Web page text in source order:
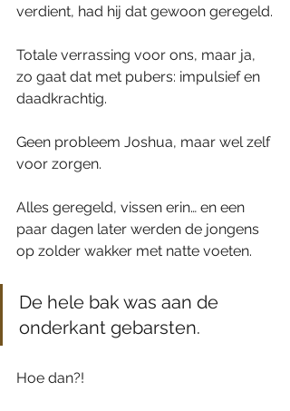
verdient, had hij dat gewoon geregeld.
Totale verrassing voor ons, maar ja,
zo gaat dat met pubers: impulsief en
daadkrachtig.
Geen probleem Joshua, maar wel zelf
voor zorgen.
Alles geregeld, vissen erin… en een
paar dagen later werden de jongens
op zolder wakker met natte voeten.
De hele bak was aan de
onderkant gebarsten.
Hoe dan?!